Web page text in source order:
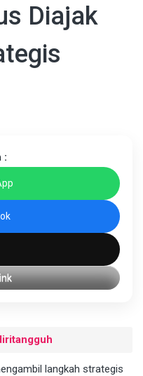
Diajak
:
langkah strategis